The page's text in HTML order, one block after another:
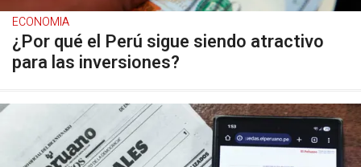
ECONOMIA
¿Por qué el Perú sigue siendo atractivo
para las inversiones?